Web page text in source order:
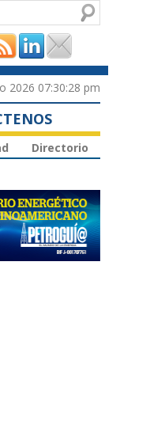
2026 07:30:28 pm
Directorio